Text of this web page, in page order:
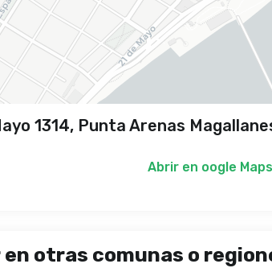
1314, Punta Arenas
Abrir en oogle Maps
en otras comunas o